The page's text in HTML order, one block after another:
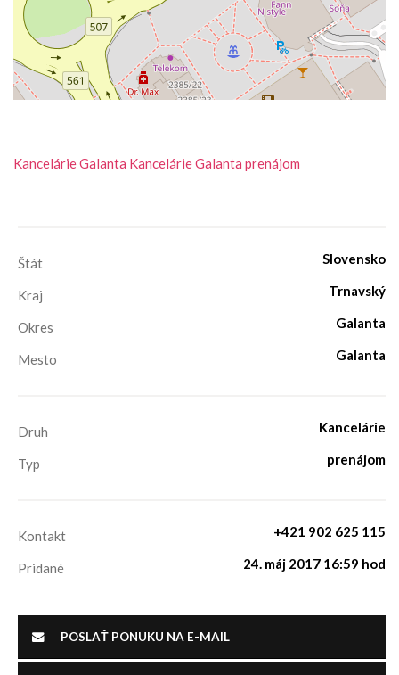
KancelárieGalanta Kancelárie Galanta prenájom
Štát Slovensko
Kraj Trnavský
Okres Galanta
Mesto Galanta
Druh Kancelárie
Typ prenájom
Kontakt +421 902 625 115
Pridané 24. máj 2017 16:59 hod
POSLAŤ PONUKU NA E-MAIL